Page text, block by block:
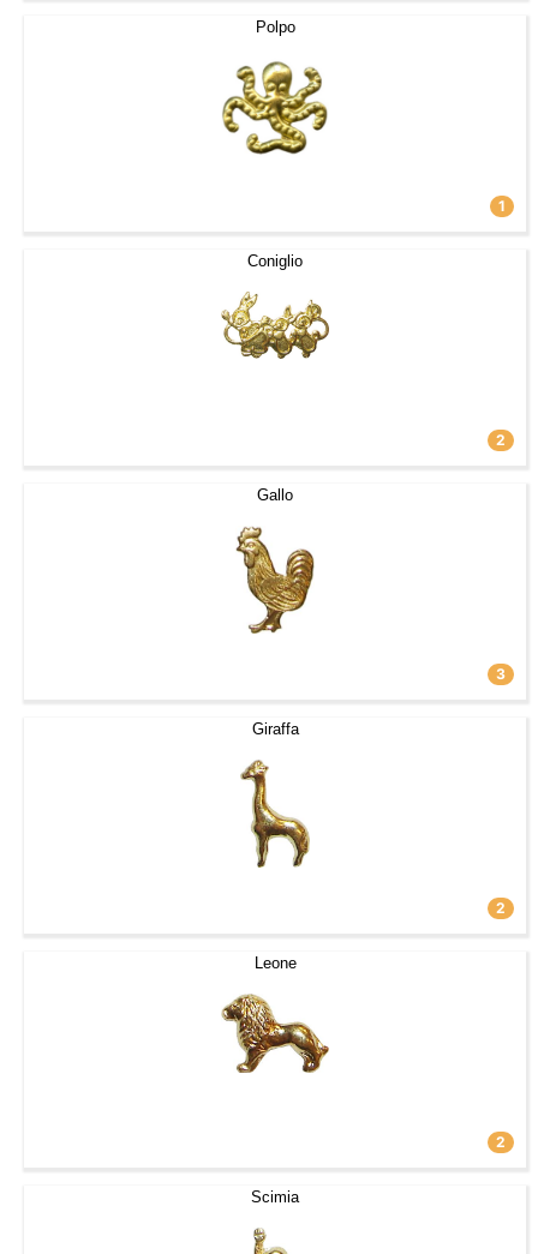
Polpo
1
Coniglio
2
Gallo
3
Giraffa
2
Leone
2
Scimia